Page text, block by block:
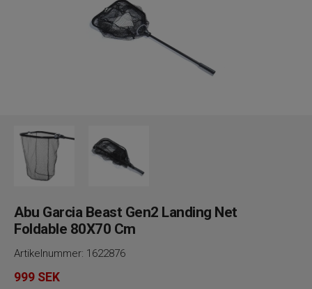
Abu Garcia Beast Gen2 Landing Net
Foldable 80X70 Cm
Artikelnummer: 1622876
999 SEK